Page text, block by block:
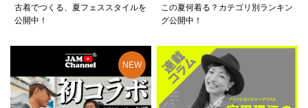
古着でつくる、夏フェススタイルを
公開中！
この夏何着る？カテゴリ別ランキン
グ公開中！